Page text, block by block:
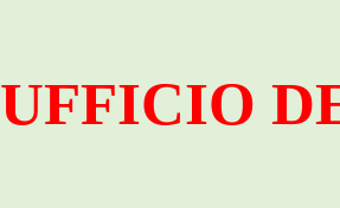
UFFICIO